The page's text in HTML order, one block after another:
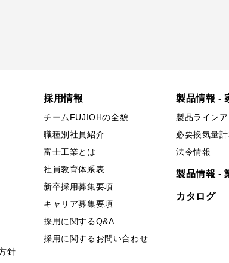
針
採用情報
チームFUJIOHの全貌
職種別社員紹介
富士工業とは
社員教育体系表
新卒採用募集要項
キャリア募集要項
採用に関するQ&A
採用に関するお問い合わせ
製品情報 -
製品ライン
必要換気量
法令情報
製品情報 -
カタログ